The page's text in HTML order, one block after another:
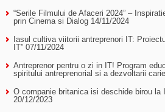
“Serile Filmului de Afaceri 2024” –
prin Cinema si Dialog 14/11/2024
Iasul cultiva viitorii antreprenori IT:
IT” 07/11/2024
Antreprenor pentru o zi in IT! Program
spiritului antreprenorial si a dezvoltarii
O companie britanica isi deschide birou la
20/12/2023